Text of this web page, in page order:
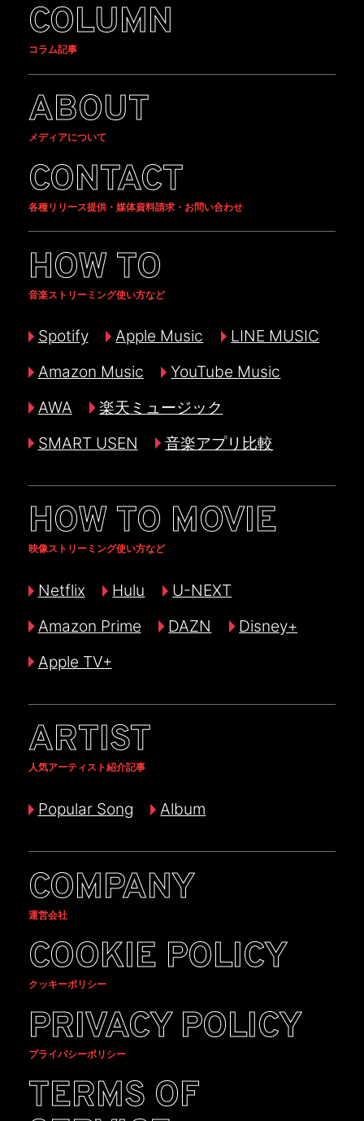
COLUMN
コラム記事
ABOUT
メディアについて
CONTACT
各種リリース提供・媒体資料請求・お問い合わせ
HOW TO
音楽ストリーミング使い方など
Spotify Apple Music
LINE MUSIC
Amazon Music
YouTube Music
AWA
楽天ミュージック
SMART USEN
音楽アプリ比較
HOW TO MOVIE
映像ストリーミング使い方など
Netflix Hulu
U-NEXT
Amazon Prime
DAZN
Disney+
Apple TV+
ARTIST
人気アーティスト紹介記事
Popular Song Album
COMPANY
運営会社
COOKIE POLICY
クッキーポリシー
PRIVACY POLICY
プライバシーポリシー
TERMS OF